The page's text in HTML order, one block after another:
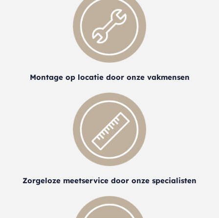
Montage op locatie door onze vakmensen
Zorgeloze meetservice door onze specialisten